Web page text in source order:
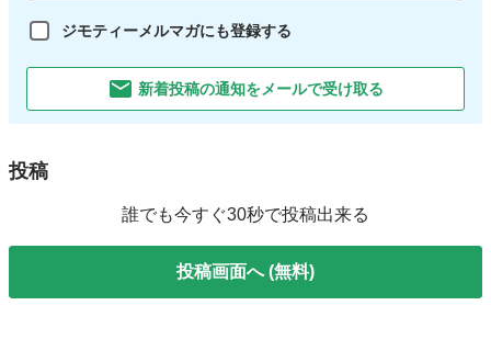
ジモティーメルマガにも登録する
新着投稿の通知をメールで受け取る
投稿
誰でも今すぐ30秒で投稿出来る
投稿画面へ (無料)